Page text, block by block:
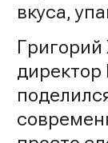
вкуса,
директор